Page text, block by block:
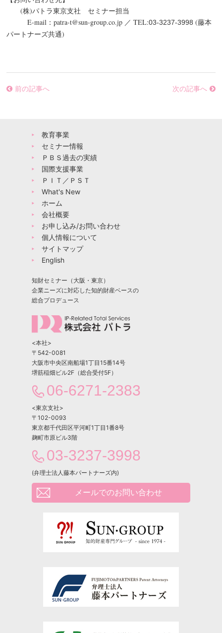
(株)パトラ東京支社 セミナー担当
E-mail：patra-t@sun-group.co.jp ／ TEL:03-3237-3998 (藤本
パートナーズ共通)
前の記事へ 次の記事へ
知財セミナー（大阪・東京）
企業ニーズに対応した知的財産ベースの
総合プロデュース
<本社>
〒542-0081
大阪市中央区南船場1丁目15番14号
堺筋稲畑ビル2F（総合受付5F）
06-6271-2383
<東京支社>
〒102-0093
東京都千代田区平河町1丁目1番8号
麹町市原ビル3階
03-3237-3998
(弁理士法人藤本パートナーズ内)
メールでのお問い合わせ
教育事業
セミナー情報
ＰＢＳ過去の実績
国際支援事業
ＰＩＴ／ＰＳＴ
What's New
ホーム
会社概要
お申し込み/お問い合わせ
個人情報について
サイトマップ
English